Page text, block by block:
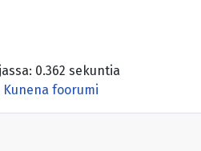
0.362 sekuntia
Kunena foorumi